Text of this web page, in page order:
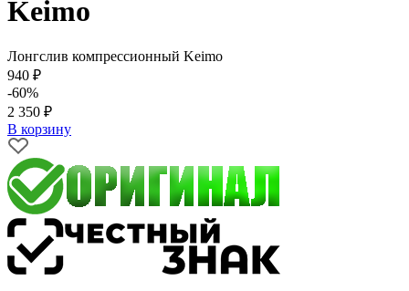
Keimo
Лонгслив компрессионный Keimo
940 ₽
-60%
2 350 ₽
В корзину